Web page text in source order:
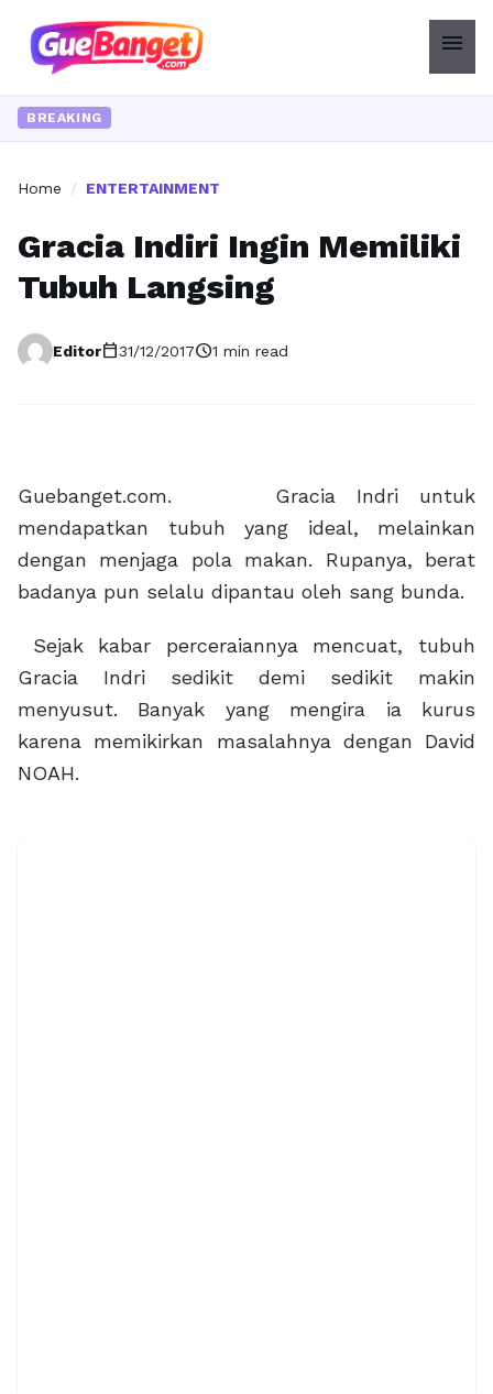
menu
BREAKING
Home / ENTERTAINMENT
Gracia Indiri Ingin Memiliki
Tubuh Langsing
Editorcalendar_today31/12/2017schedule1 min read
Guebanget.com. Gracia Indri untuk
mendapatkan tubuh yang ideal, melainkan
dengan menjaga pola makan. Rupanya, berat
badanya pun selalu dipantau oleh sang bunda.
Sejak kabar perceraiannya mencuat, tubuh
Gracia Indri sedikit demi sedikit makin
menyusut. Banyak yang mengira ia kurus
karena memikirkan masalahnya dengan David
NOAH.